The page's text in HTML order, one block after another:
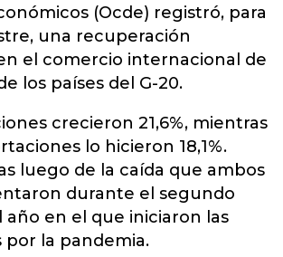
(Ocde) registró, para
una recuperación
el comercio internacional de
los países del G-20.
crecieron 21,6%, mientras
lo hicieron 18,1%.
luego de la caída que ambos
durante el segundo
en el que iniciaron las
por la pandemia.